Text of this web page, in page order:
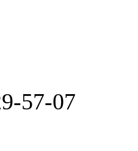
57-07